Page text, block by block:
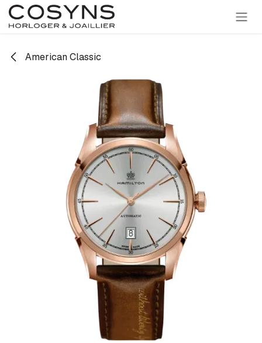
SE RENDRE AU CONTENU
American Classic